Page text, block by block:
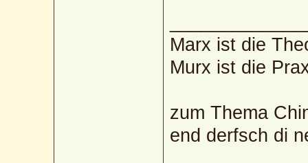
Marx ist die
Murx ist die
zum Thema
end derfsch di